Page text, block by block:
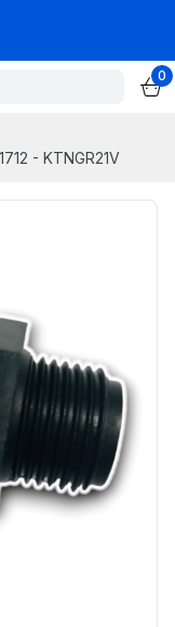
0
- KTNGR21V